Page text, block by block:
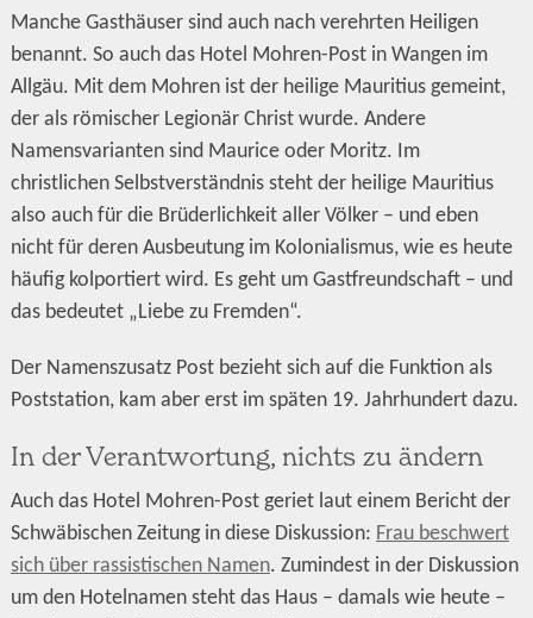
Manche Gasthäuser sind auch nach verehrten Heiligen
benannt. So auch das Hotel Mohren-Post in Wangen im
Allgäu. Mit dem Mohren ist der heilige Mauritius gemeint,
der als römischer Legionär Christ wurde. Andere
Namensvarianten sind Maurice oder Moritz. Im
christlichen Selbstverständnis steht der heilige Mauritius
also auch für die Brüderlichkeit aller Völker – und eben
nicht für deren Ausbeutung im Kolonialismus, wie es heute
häufig kolportiert wird. Es geht um Gastfreundschaft – und
das bedeutet „Liebe zu Fremden“.
Der Namenszusatz Post bezieht sich auf die Funktion als
Poststation, kam aber erst im späten 19. Jahrhundert dazu.
In der Verantwortung, nichts zu ändern
Auch das Hotel Mohren-Post geriet laut einem Bericht der
Schwäbischen Zeitung in diese Diskussion: Frau beschwert
sich über rassistischen Namen. Zumindest in der Diskussion
um den Hotelnamen steht das Haus – damals wie heute –